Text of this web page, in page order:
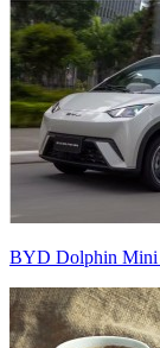
BYD Dolphin Mini